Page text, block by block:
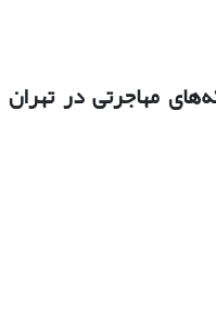
مهاجرتی در تهران